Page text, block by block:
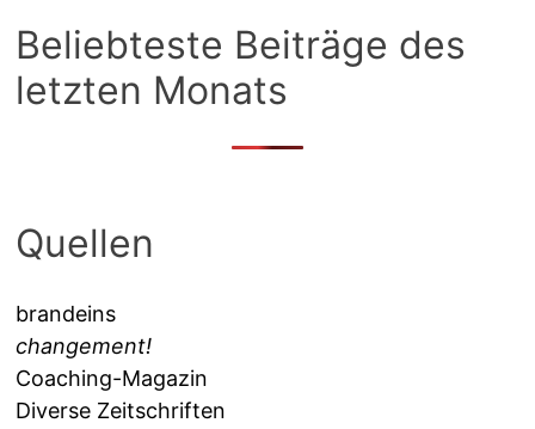
Beliebteste Beiträge des
letzten Monats
Quellen
brandeins
changement!
Coaching-Magazin
Diverse Zeitschriften